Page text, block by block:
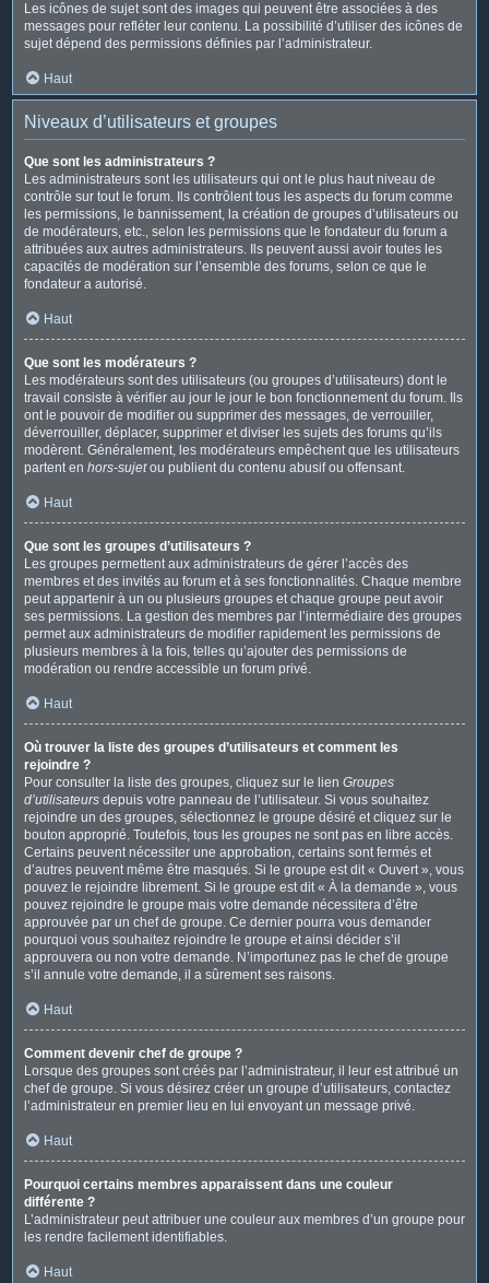
Les icônes de sujet sont des images qui peuvent être associées à des
messages pour refléter leur contenu. La possibilité d’utiliser des icônes de
sujet dépend des permissions définies par l’administrateur.
Haut
Niveaux d’utilisateurs et groupes
Que sont les administrateurs ?
Les administrateurs sont les utilisateurs qui ont le plus haut niveau de
contrôle sur tout le forum. Ils contrôlent tous les aspects du forum comme
les permissions, le bannissement, la création de groupes d’utilisateurs ou
de modérateurs, etc., selon les permissions que le fondateur du forum a
attribuées aux autres administrateurs. Ils peuvent aussi avoir toutes les
capacités de modération sur l’ensemble des forums, selon ce que le
fondateur a autorisé.
Haut
Que sont les modérateurs ?
Les modérateurs sont des utilisateurs (ou groupes d’utilisateurs) dont le
travail consiste à vérifier au jour le jour le bon fonctionnement du forum. Ils
ont le pouvoir de modifier ou supprimer des messages, de verrouiller,
déverrouiller, déplacer, supprimer et diviser les sujets des forums qu’ils
modèrent. Généralement, les modérateurs empêchent que les utilisateurs
partent en hors-sujetou publient du contenu abusif ou offensant.
Haut
Que sont les groupes d’utilisateurs ?
Les groupes permettent aux administrateurs de gérer l’accès des
membres et des invités au forum et à ses fonctionnalités. Chaque membre
peut appartenir à un ou plusieurs groupes et chaque groupe peut avoir
ses permissions. La gestion des membres par l’intermédiaire des groupes
permet aux administrateurs de modifier rapidement les permissions de
plusieurs membres à la fois, telles qu’ajouter des permissions de
modération ou rendre accessible un forum privé.
Haut
Où trouver la liste des groupes d’utilisateurs et comment les
rejoindre ?
Pour consulter la liste des groupes, cliquez sur le lien Groupes
d’utilisateurs depuis votre panneau de l’utilisateur. Si vous souhaitez
rejoindre un des groupes, sélectionnez le groupe désiré et cliquez sur le
bouton approprié. Toutefois, tous les groupes ne sont pas en libre accès.
Certains peuvent nécessiter une approbation, certains sont fermés et
d’autres peuvent même être masqués. Si le groupe est dit « Ouvert », vous
pouvez le rejoindre librement. Si le groupe est dit « À la demande », vous
pouvez rejoindre le groupe mais votre demande nécessitera d’être
approuvée par un chef de groupe. Ce dernier pourra vous demander
pourquoi vous souhaitez rejoindre le groupe et ainsi décider s’il
approuvera ou non votre demande. N’importunez pas le chef de groupe
s’il annule votre demande, il a sûrement ses raisons.
Haut
Comment devenir chef de groupe ?
Lorsque des groupes sont créés par l’administrateur, il leur est attribué un
chef de groupe. Si vous désirez créer un groupe d’utilisateurs, contactez
l’administrateur en premier lieu en lui envoyant un message privé.
Haut
Pourquoi certains membres apparaissent dans une couleur
différente ?
L’administrateur peut attribuer une couleur aux membres d’un groupe pour
les rendre facilement identifiables.
Haut